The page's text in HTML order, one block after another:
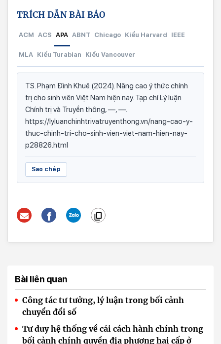
TRÍCH DẪN BÀI BÁO
ACM ACS APA ABNT Chicago Kiểu Harvard IEEE
MLA Kiểu Turabian Kiểu Vancouver
TS. Phạm Đình Khuê (2024). Nâng cao ý thức chính
trị cho sinh viên Việt Nam hiện nay. Tạp chí Lý luận
Chính trị và Truyền thông, —, —.
https://lyluanchinhtrivatruyenthong.vn/nang-cao-y-
thuc-chinh-tri-cho-sinh-vien-viet-nam-hien-nay-
p28826.html
Sao chép
Bài liên quan
Công tác tư tưởng, lý luận trong bối cảnh
chuyển đổi số
Tư duy hệ thống về cải cách hành chính trong
bối cảnh chính quyền địa phương hai cấp ở